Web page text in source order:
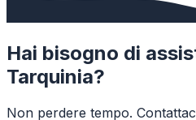
Hai bisogno di
Tarquinia?
Non perdere tempo.